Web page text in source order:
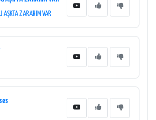
AŞKTA ZARARIM VAR